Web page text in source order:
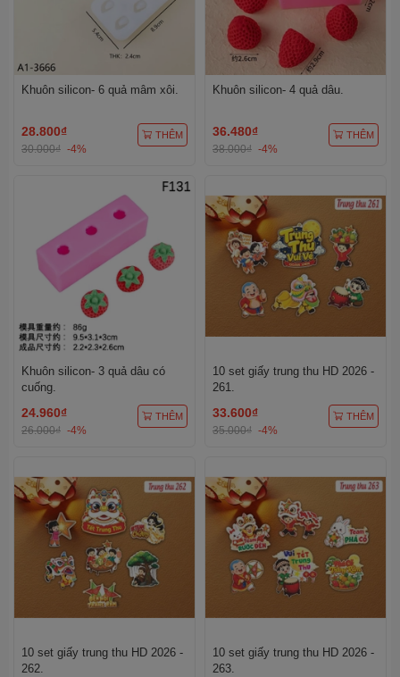
Khuôn silicon- 6 quả mâm xôi.
28.800₫
30.000₫ -4%
THÊM
Khuôn silicon- 4 quả dâu.
36.480₫
38.000₫ -4%
THÊM
Khuôn silicon- 3 quả dâu có
cuống.
24.960₫
26.000₫ -4%
THÊM
10 set giấy trung thu HD 2026 -
261.
33.600₫
35.000₫ -4%
THÊM
10 set giấy trung thu HD 2026 -
262.
10 set giấy trung thu HD 2026 -
263.